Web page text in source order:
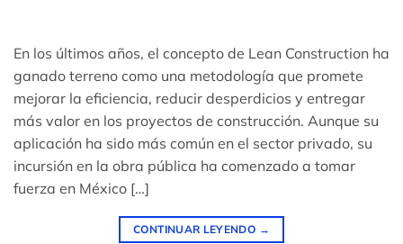
En los últimos años, el concepto de Lean Construction ha
ganado terreno como una metodología que promete
mejorar la eficiencia, reducir desperdicios y entregar
más valor en los proyectos de construcción. Aunque su
aplicación ha sido más común en el sector privado, su
incursión en la obra pública ha comenzado a tomar
fuerza en México […]
CONTINUAR LEYENDO →